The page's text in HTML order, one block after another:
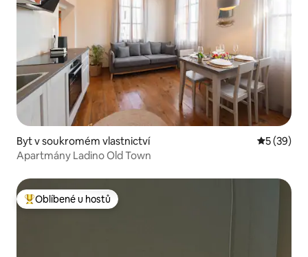
Byt v soukromém vlastnictví Průměrné
5 (39)
Apartmány Ladino Old Town
Nejlepší v kategorii Oblíbené u hostů
Oblíbené u hostů